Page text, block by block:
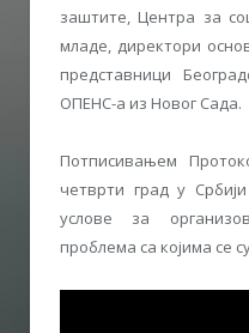
заштите, Центра за
младе, директори
представници
ОПЕНС-а из Новог Сада.
Потписивањем
четврти град у
услове за
проблема са којима се